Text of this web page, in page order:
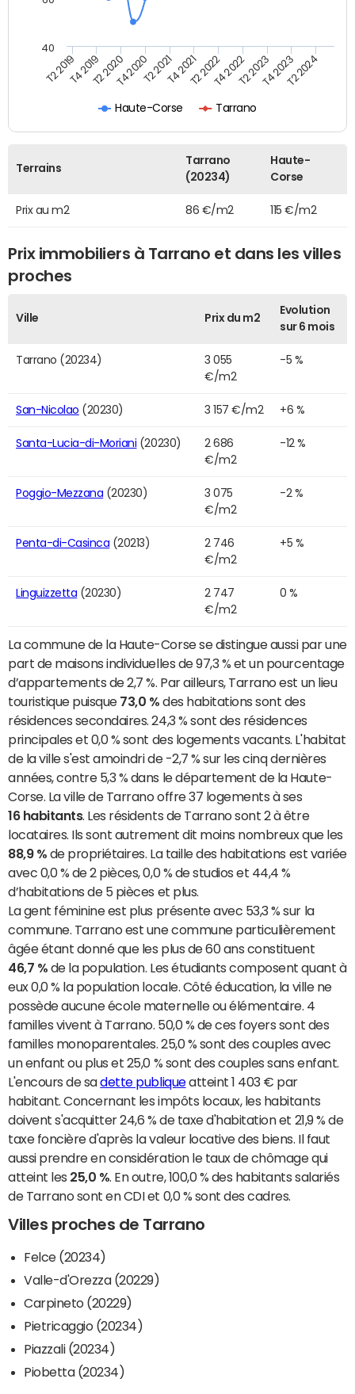
Haute-Corse Tarrano
T2 2019T4 2019T2 2020T4 2020T2 2021T4 2021T2 2022T4 2022T2 2023T4 2023T2 2024
40
Terrains
Tarrano
(20234)
Haute-
Corse
Prix au m2 86 €/m2 115 €/m2
Prix immobiliers à Tarrano et dans les villes
proches
Ville Prix du m2
Evolution
sur 6 mois
Tarrano (20234)
3 055
€/m2
-5 %
San-Nicolao (20230) 3 157 €/m2 +6 %
Santa-Lucia-di-Moriani (20230)
2 686
€/m2
-12 %
Poggio-Mezzana (20230)
3 075
€/m2
-2 %
Penta-di-Casinca (20213)
2 746
€/m2
+5 %
Linguizzetta (20230)
2 747
€/m2
0 %
La commune de la Haute-Corse se distingue aussi par une
part de maisons individuelles de 97,3 % et un pourcentage
d’appartements de 2,7 %. Par ailleurs, Tarrano est un lieu
touristique puisque 73,0 % des habitations sont des
résidences secondaires. 24,3 % sont des résidences
principales et 0,0 % sont des logements vacants. L'habitat
de la ville s'est amoindri de -2,7 % sur les cinq dernières
années, contre 5,3 % dans le département de la Haute-
Corse. La ville de Tarrano offre 37 logements à ses
16 habitants. Les résidents de Tarrano sont 2 à être
locataires. Ils sont autrement dit moins nombreux que les
88,9 % de propriétaires. La taille des habitations est variée
avec 0,0 % de 2 pièces, 0,0 % de studios et 44,4 %
d’habitations de 5 pièces et plus.
La gent féminine est plus présente avec 53,3 % sur la
commune. Tarrano est une commune particulièrement
âgée étant donné que les plus de 60 ans constituent
46,7 % de la population. Les étudiants composent quant à
eux 0,0 % la population locale. Côté éducation, la ville ne
possède aucune école maternelle ou élémentaire. 4
familles vivent à Tarrano. 50,0 % de ces foyers sont des
familles monoparentales. 25,0 % sont des couples avec
un enfant ou plus et 25,0 % sont des couples sans enfant.
L'encours de sadette publiqueatteint 1 403 € par
habitant. Concernant les impôts locaux, les habitants
doivent s'acquitter 24,6 % de taxe d'habitation et 21,9 % de
taxe foncière d'après la valeur locative des biens. Il faut
aussi prendre en considération le taux de chômage qui
atteint les 25,0 %. En outre, 100,0 % des habitants salariés
de Tarrano sont en CDI et 0,0 % sont des cadres.
Villes proches de Tarrano
Felce (20234)
Valle-d'Orezza (20229)
Carpineto (20229)
Pietricaggio (20234)
Piazzali (20234)
Piobetta (20234)